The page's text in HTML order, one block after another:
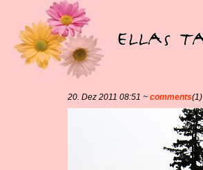
20. Dez 2011 08:51 ~comments(1)